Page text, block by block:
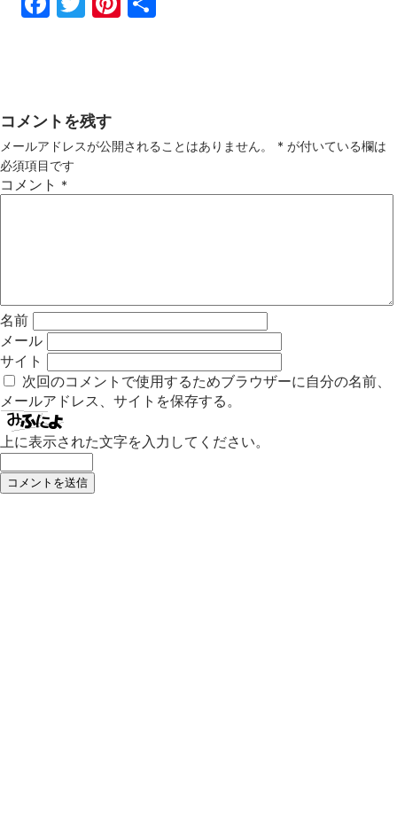
コメントを残す
メールアドレスが公開されることはありません。 * が付いている欄は
必須項目です
コメント *
名前
メール
サイト
次回のコメントで使用するためブラウザーに自分の名前、
メールアドレス、サイトを保存する。
上に表示された文字を入力してください。